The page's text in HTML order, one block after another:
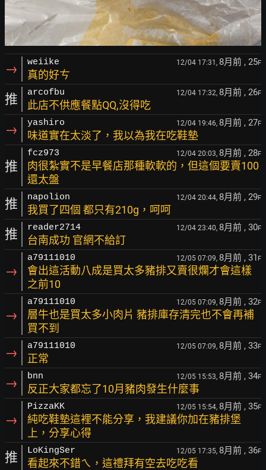
→ weiike 12/04 17:31, 8月前 , 25F
真的好ㄘ
推 arcofbu 12/04 17:32, 8月前 , 26F
此店不供應餐點QQ,沒得吃
→ yashiro 12/04 19:46, 8月前 , 27F
味道實在太淡了，我以為我在吃鞋墊
推
fcz973 12/04 20:03, 8月前 , 28F
肉很紮實不是早餐店那種軟軟的，但這個要賣100
還太盤
推 napolion 12/04 20:44, 8月前 , 29F
我買了四個 都只有210g，呵呵
推 reader2714 12/04 23:40, 8月前 , 30F
台南成功 官網不給訂
→
a79111010 12/05 07:09, 8月前 , 31 F
會出這活動八成是買太多豬排又賣很爛才會這樣
之前10
→
a79111010 12/05 07:09, 8月前 , 32F
層牛也是買太多小肉片 豬排庫存清完也不會再補
買不到
→ a79111010 12/05 07:09, 8月前 , 33F
正常
→ bnn 12/05 15:53, 8月前 , 34F
反正大家都忘了10月豬肉發生什麼事
→
PizzaKK 12/05 15:54, 8月前 , 35F
純吃鞋墊這裡不能分享，我建議你加在豬排堡
上，分享心得
推 LoKingSer 12/05 17:35, 8月前 , 36F
看起來不錯ㄟ，這禮拜有空去吃吃看